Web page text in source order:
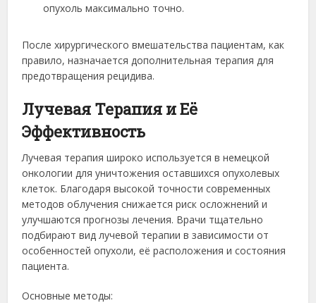
опухоль максимально точно.
После хирургического вмешательства пациентам, как
правило, назначается дополнительная терапия для
предотвращения рецидива.
Лучевая Терапия и Её
Эффективность
Лучевая терапия широко используется в немецкой
онкологии для уничтожения оставшихся опухолевых
клеток. Благодаря высокой точности современных
методов облучения снижается риск осложнений и
улучшаются прогнозы лечения. Врачи тщательно
подбирают вид лучевой терапии в зависимости от
особенностей опухоли, её расположения и состояния
пациента.
Основные методы: